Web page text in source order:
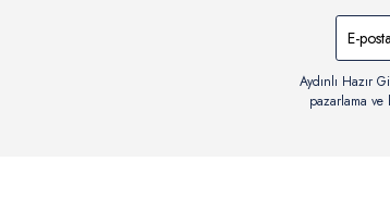
Aydınlı Hazır
pazarlama